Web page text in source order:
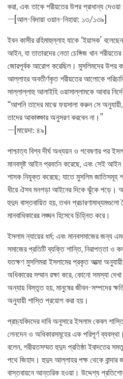
করা, এবং তাকে শরীয়তের উপর প্রাধান্য দেওয়া
—[আল-বিদায়া ওয়ান-নিহায়া: ১৩/১৩৯]
ইবন কাসীর রহিমাহুল্লাহ যাকে ‘ইয়াসক’
আইন, যা তাতারদের নেতা চেঙ্গিজ খান
জোরপূর্বক আরোপ করেছিল। মুসলিমদের উপর
আল্লাহর অবতীর্ণকৃত শরীয়তের আলোকে
সাল্লাল্লাহু আলাইহি ওয়াসাল্লামকে আবার
“আপনি তাদের মাঝে ফয়সালা করুন সে
তাদের আকাঙ্ক্ষার অনুসরণ করবেন না।”
—[মায়েদা: ৪৯]
পাশ্চাত্য বিশ্ব দীর্ঘ অধ্যয়ন ও গবেষণার পর
মানবসৃষ্ট আইন প্রবর্তন করেছে, এবং সেই
শাসক নিযুক্ত করেছে; যাতে মুসলিম জাতিসমূহ
ধীরে ঐসব মনগড়া আইনের দিকে ঝুঁকে পড়ে।
হুদুদ বাস্তবায়িত হয়, তখন
মানবাধিকারের লঙ্ঘন হিসেবে চিহ্নিত করে।
ইসলাম ন্যায়ের ধর্ম; এবং মানবসমাজের জন্য
সমাজের প্রতিটি ব্যক্তি শান্তি, নিরাপত্তা ও
যতক্ষণ মুসলিমরা ইসলামের প্রকৃত আত্মা
অধিকারের সম্মান রক্ষা করে, কোনো সমস্যা
অন্যায় বিস্তৃত হয়, মানুষের জীবন-সম্পদের
অনুযায়ী শাস্তি প্রয়োগ করা হয়।
প্রাচ্যবিদদের দাবি অনুসারে ইসলাম কেবল
লেনদেন ও অধিকারসমূহের এক পরিপূর্ণ
বলেন, শরীয়তসম্মত হুদুদ প্রতিষ্ঠা ইবাদতের
পথে জিহাদ। হুদুদ আল্লাহর পক্ষ থেকে
বাস্তবায়নে আন্তরিক হওয়া। উদ্দেশ্য